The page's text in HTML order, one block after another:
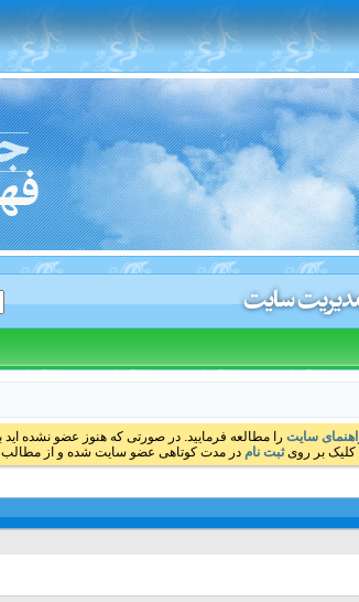
سایت
سایت را مطالعه فرمایید. در صورتی که هنوز عضو نشده اید
کلیک بر رویثبت نام در مدت کوتاهی عضو سایت شده و از مطالب